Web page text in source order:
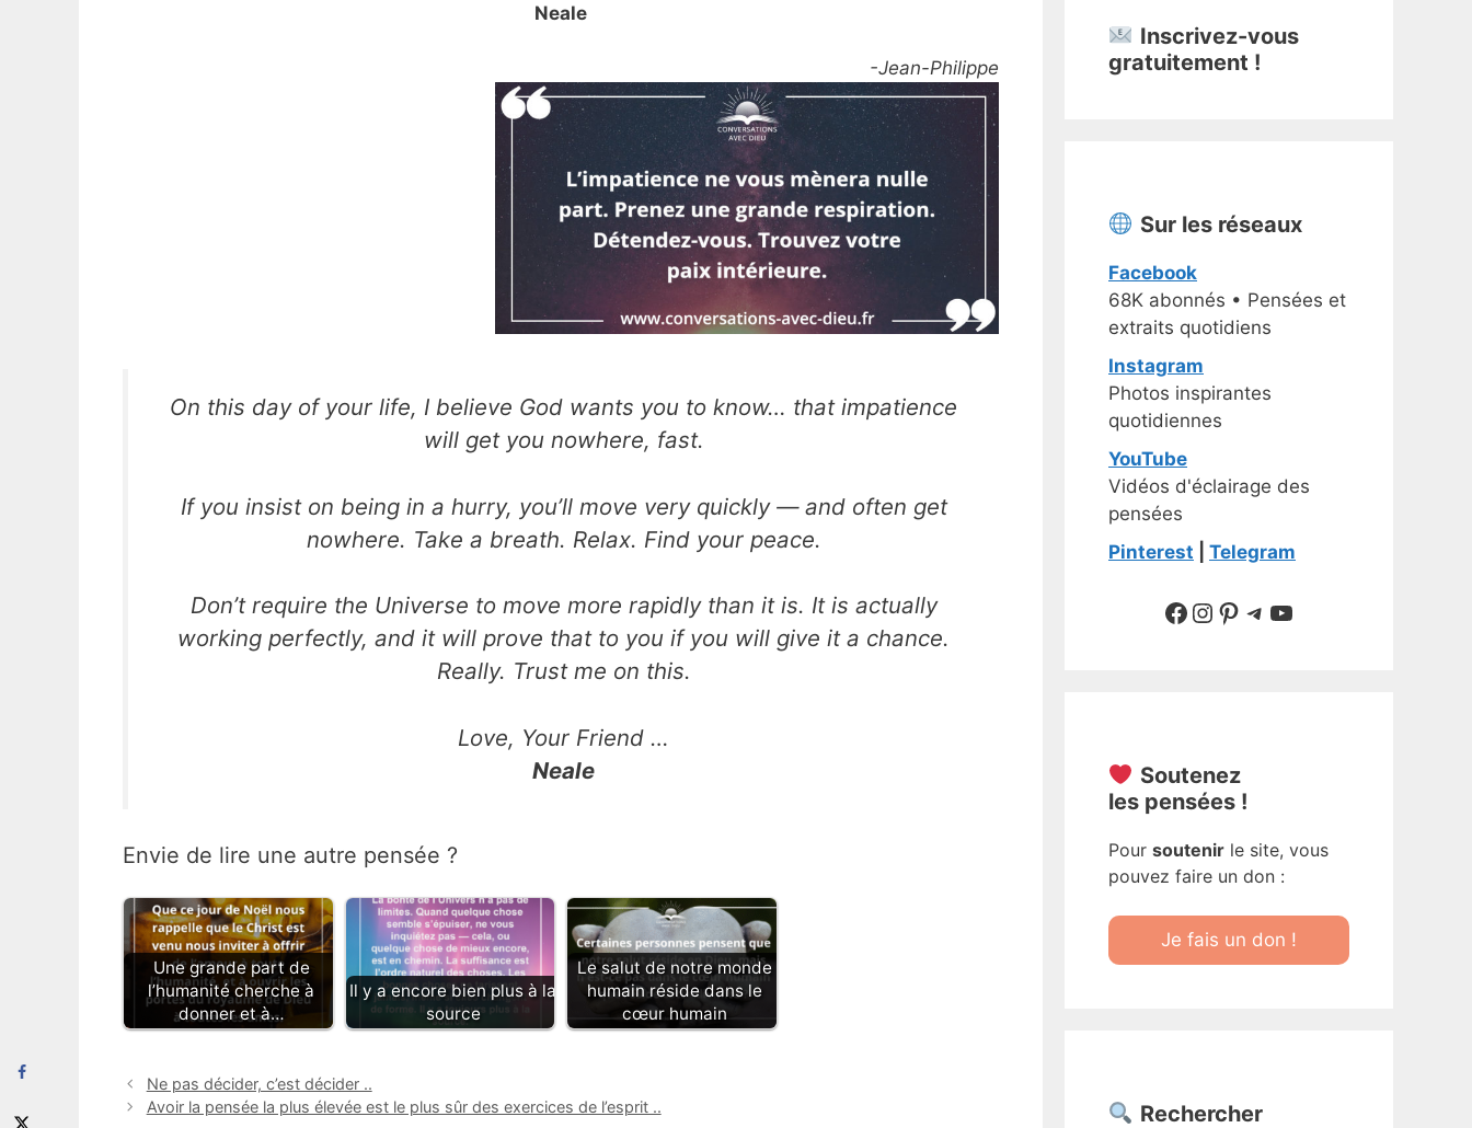
Neale
-Jean-Philippe
On this day of your life, I believe God wants you to know… that impatience
will get you nowhere, fast.
If you insist on being in a hurry, you’ll move very quickly — and often get
nowhere. Take a breath. Relax. Find your peace.
Don’t require the Universe to move more rapidly than it is. It is actually
working perfectly, and it will prove that to you if you will give it a chance.
Really. Trust me on this.
Love, Your Friend …
Neale
Envie de lire une autre pensée ?
Une grande part de
l’humanité cherche à
donner et à…
Il y a encore bien plus à la
source
Le salut de notre monde
humain réside dans le
cœur humain
Ne pas décider, c’est décider ..
Avoir la pensée la plus élevée est le plus sûr des exercices de l’esprit ..
Inscrivez-vous
gratuitement !
Sur les réseaux
Facebook
68K abonnés • Pensées et
extraits quotidiens
Instagram
Photos inspirantes
quotidiennes
YouTube
Vidéos d'éclairage des
pensées
Pinterest
Telegram
Suivre sur Facebook
Suivre sur Instagram
Pinterest
Sur Telegram
YouTube
Soutenez
les pensées !
Pour soutenir le site, vous
pouvez faire un don :
Je fais un don !
Rechercher